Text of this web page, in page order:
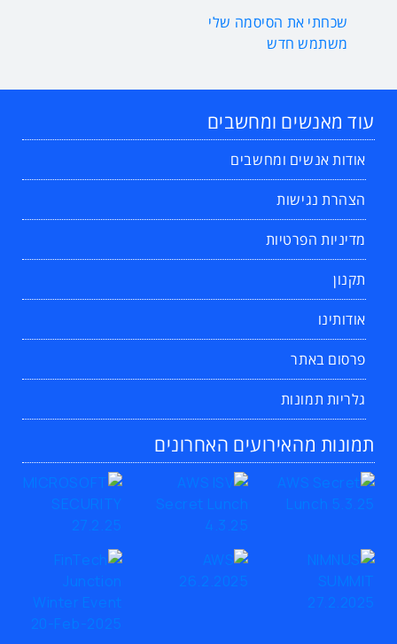
שכחתי את הסיסמה שלי
משתמש חדש
עוד מאנשים ומחשבים
אודות אנשים ומחשבים
הצהרת נגישות
מדיניות הפרטיות
תקנון
אודותינו
פרסום באתר
גלריות תמונות
תמונות מהאירועים האחרונים